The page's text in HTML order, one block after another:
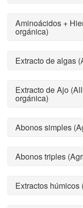
Aminoácidos +
orgánica)
Extracto de algas
Extracto de Ajo
orgánica)
Abonos simples
Abonos triples
Extractos